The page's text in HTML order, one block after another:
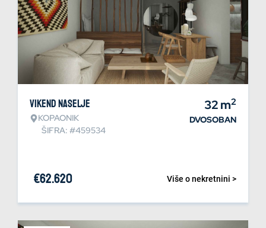
Vikend naselje
KOPAONIK
ŠIFRA: #459534
32m2
DVOSOBAN
Više o nekretnini >
€62.620